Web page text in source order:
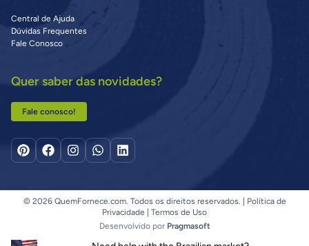
Central de Ajuda
Dúvidas Frequentes
Fale Conosco
Quer saber das novidades?
Fale conosco!
© 2026 QuemFornece.com. Todos os direitos reservados. |
Política de
Privacidade
Termos de Uso
Desenvolvido por Pragmasoft